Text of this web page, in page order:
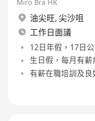
Miro Bra HK
油尖旺, 尖沙咀
工作日面議
12日年假，17日
生日假，每月有薪
有薪在職培訓及良